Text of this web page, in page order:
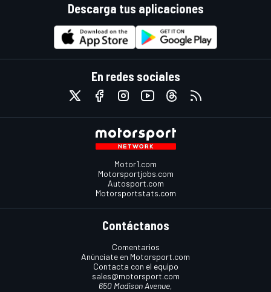
Descarga tus aplicaciones
En redes sociales
Motor1.com
Motorsportjobs.com
Autosport.com
Motorsportstats.com
Contáctanos
Comentarios
Anúnciate en Motorsport.com
Contacta con el equipo
sales@motorsport.com
650 Madison Avenue,